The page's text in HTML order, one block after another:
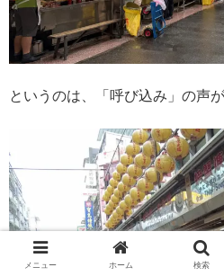
というのは、「呼び込み」の声
メニュー ホーム 検索